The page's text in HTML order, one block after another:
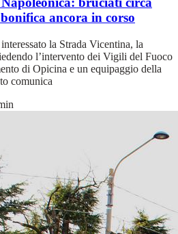
ancora in corso
la Strada Vicentina, la
l’intervento dei Vigili del Fuoco
di Opicina e un equipaggio della
comunica